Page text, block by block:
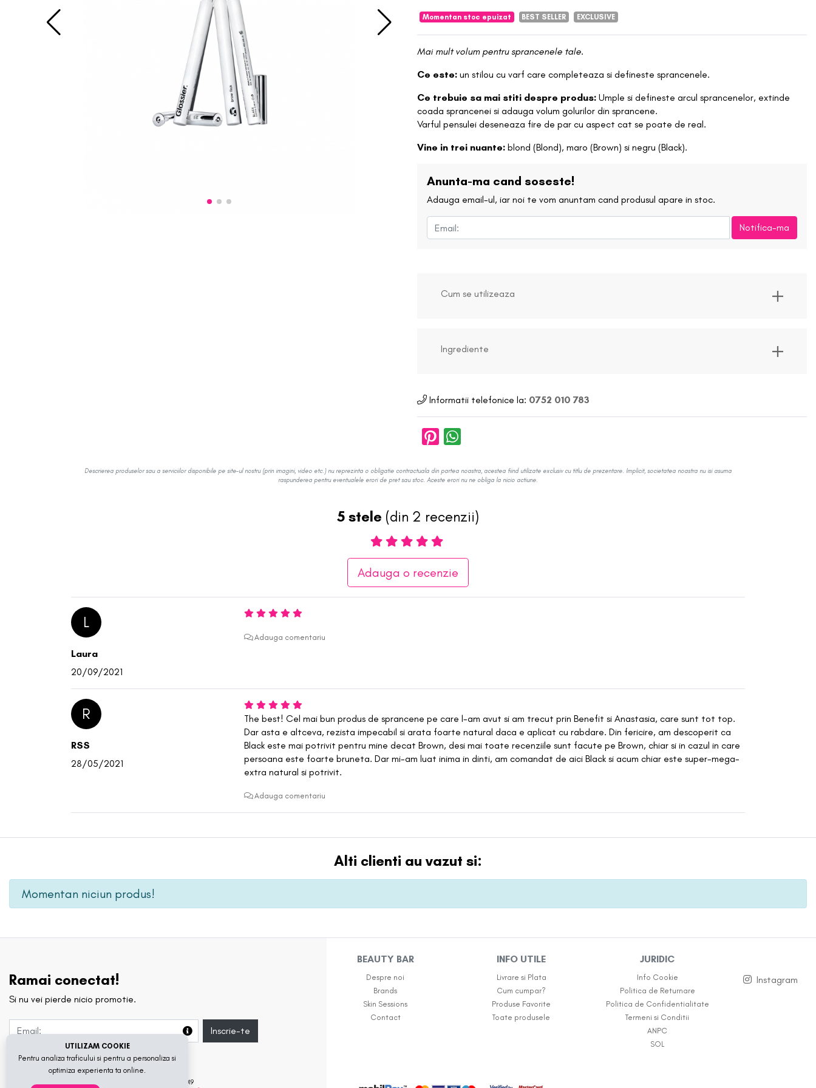
Nou Adaugate
Concierge
Reduceri
SKIN SESSIONS
Iluminator
Pudra
Rimel/Eyeliner
Fard de pleoape
Dr Jart+
Etude
Momentan stoc epuizat BEST SELLER EXCLUSIVE
Mai mult volum pentru sprancenele tale.
Ce este: un stilou cu varf care completeaza si defineste sprancenele.
Ce trebuie sa mai stiti despre produs: Umple si defineste arcul sprancenelor, extinde
coada sprancenei si adauga volum golurilor din sprancene.
Varful pensulei deseneaza fire de par cu aspect cat se poate de real.
Vine in trei nuante: blond (Blond), maro (Brown) si negru (Black).
Anunta-ma cand soseste!
Adauga email-ul, iar noi te vom anuntam cand produsul apare in stoc.
Notifica-ma
Cum se utilizeaza
Ingrediente
Informatii telefonice la: 0752 010 783
Descrierea produselor sau a serviciilor disponibile pe site-ul nostru (prin imagini, video etc.) nu reprezinta o obligatie contractuala din partea noastra, acestea fiind utilizate exclusiv cu titlu de prezentare. Implicit, societatea noastra nu isi asuma
raspunderea pentru eventualele erori de pret sau stoc. Aceste erori nu ne obliga la nicio actiune.
5 stele (din 2 recenzii)
Adauga o recenzie
L
Laura
20/09/2021
Adauga comentariu
R
RSS
28/05/2021
The best! Cel mai bun produs de sprancene pe care l-am avut si am trecut prin Benefit si Anastasia, care sunt tot top.
Dar asta e altceva, rezista impecabil si arata foarte natural daca e aplicat cu rabdare. Din fericire, am descoperit ca
Black este mai potrivit pentru mine decat Brown, desi mai toate recenziile sunt facute pe Brown, chiar si in cazul in care
persoana este foarte bruneta. Dar mi-am luat inima in dinti, am comandat de aici Black si acum chiar este super-mega-
extra natural si potrivit.
Adauga comentariu
Alti clienti au vazut si:
Momentan niciun produs!
Ramai conectat!
Si nu vei pierde nicio promotie.
Inscrie-te
BEAUTY BAR
Despre noi
Brands
Skin Sessions
Contact
INFO UTILE
Livrare si Plata
Cum cumpar?
Produse Favorite
Toate produsele
JURIDIC
Info Cookie
Politica de Returnare
Politica de Confidentialitate
Termeni si Conditii
ANPC
SOL
Instagram
© 2020 Beauty Bar. Toate drepturile rezervate.
SC YELLOW MAGAZINE SRL - CIF: RO40857688 - RC: J40/4076/2019
UTILIZAM COOKIE
Pentru analiza traficului si pentru a personaliza si
optimiza experienta ta online.